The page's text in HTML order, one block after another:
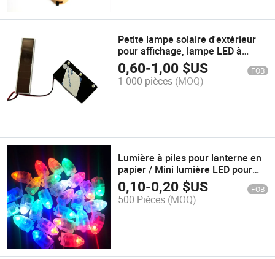
Petite lampe solaire d'extérieur
pour affichage, lampe LED à
utiliser pour la publicité
0,60-1,00 $US FOB
1 000 pièces (MOQ)
Lumière à piles pour lanterne en
papier / Mini lumière LED pour
fête / Lumière LED pour ballon
pour décoration de mariage ou de
fête
0,10-0,20 $US FOB
500 Pièces (MOQ)